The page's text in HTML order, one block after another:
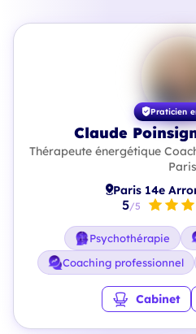
Praticien
Claude
Thérapeute énergétique
Paris
Paris 14e
5/5
Psychothérapie
Coaching professionnel
Cabinet